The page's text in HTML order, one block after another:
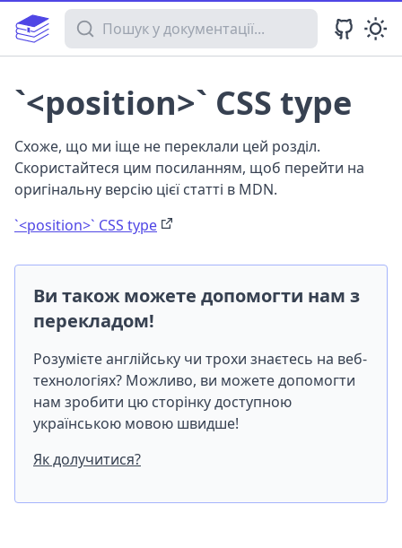
Пошук у документації
`<position>` CSS type
Схоже, що ми іще не переклали цей розділ.
Скористайтеся цим посиланням, щоб перейти на
оригінальну версію цієї статті в MDN.
`<position>` CSS type
Ви також можете допомогти нам з
перекладом!
Розумієте англійську чи трохи знаєтесь на веб-
технологіях? Можливо, ви можете допомогти
нам зробити цю сторінку доступною
українською мовою швидше!
Як долучитися?